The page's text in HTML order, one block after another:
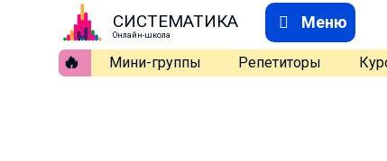
СИСТЕМАТИКА
Онлайн-школа
Меню
🔥
Мини-группы Репетиторы